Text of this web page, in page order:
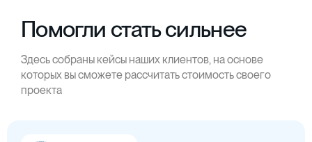
ECM
Помогли стать сильнее
Здесь собраны кейсы наших клиентов, на основе
которых вы сможете рассчитать стоимость своего
проекта